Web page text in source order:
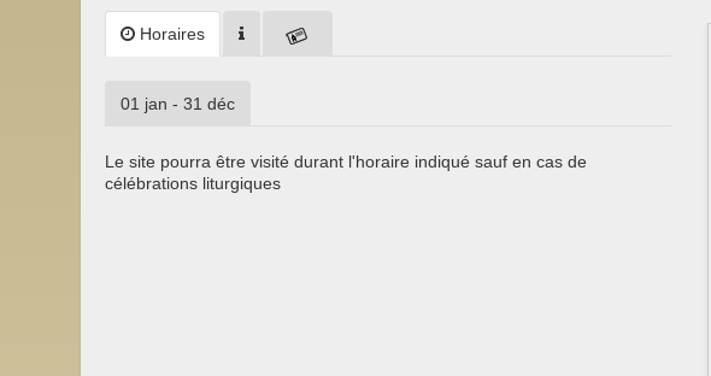
Horaires
01 jan - 31 déc
Le site pourra être visité durant l'horaire indiqué sauf en cas de
célébrations liturgiques